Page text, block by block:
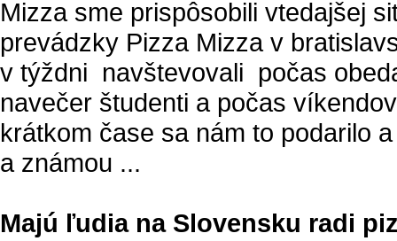
Mizza sme prispôsobili vtedajšej
prevádzky Pizza Mizza v
v týždni navštevovali počas
navečer študenti a počas
krátkom čase sa nám to podarilo
a známou ...
Majú ľudia na Slovensku radi